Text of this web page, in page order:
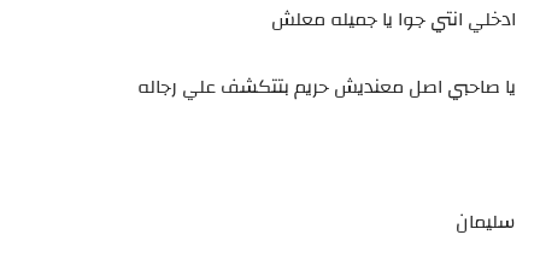
ادخلي انتي جوا يا جميله معلش
يا صاحبي اصل معنديش حريم بتتكشف علي رجاله
سليمان